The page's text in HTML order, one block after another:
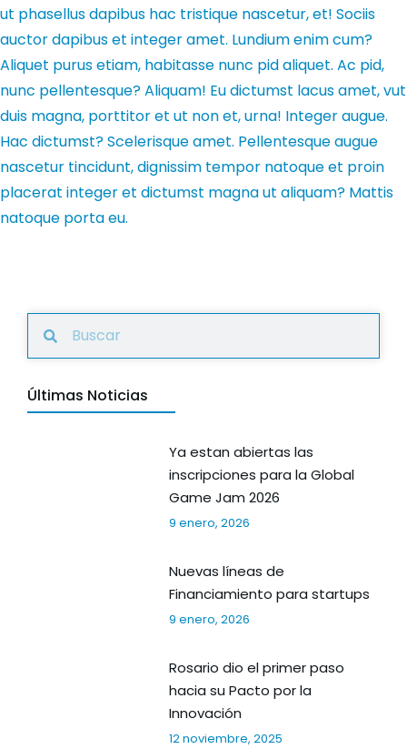
ut phasellus dapibus hac tristique nascetur, et! Sociis
auctor dapibus et integer amet. Lundium enim cum?
Aliquet purus etiam, habitasse nunc pid aliquet. Ac pid,
nunc pellentesque? Aliquam! Eu dictumst lacus amet, vut
duis magna, porttitor et ut non et, urna! Integer augue.
Hac dictumst? Scelerisque amet. Pellentesque augue
nascetur tincidunt, dignissim tempor natoque et proin
placerat integer et dictumst magna ut aliquam? Mattis
natoque porta eu.
Últimas Noticias
Ya estan abiertas las
inscripciones para la Global
Game Jam 2026
9 enero, 2026
Nuevas líneas de
Financiamiento para startups
9 enero, 2026
Rosario dio el primer paso
hacia su Pacto por la
Innovación
12 noviembre, 2025